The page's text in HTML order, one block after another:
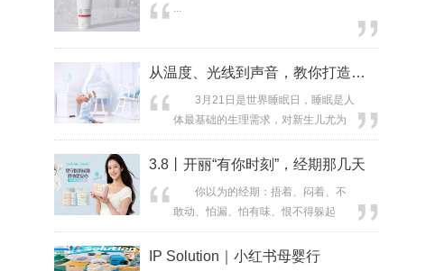
教育科技有限公司以其独特的“家国根
的“萌瑞宝现象”（河南萌瑞宝教育科...
...
从温度、光线到声音，教你打造新生儿黄
3月21日是世界睡眠日，睡眠是人
体最基础的生理需求，对新生儿尤为
关键。新生儿睡眠不仅是休息，更是
大脑发育、体格增长、免疫力形成的
可达16～20小时，睡眠质量直接影响
生长发育。睡眠中，宝宝大脑神经元
育的黄金时期；同时，促进身高、体
3.8丨开丽“有你时刻”，经期那几天
你以为的经期：捂着、闷着、不
敢动、怕漏、怕有味、恨不得躲起
来。 开丽眼中的你：还是要赶早
高峰、还是要加班、还是要瑜伽、还
IP Solution｜小红书母婴行